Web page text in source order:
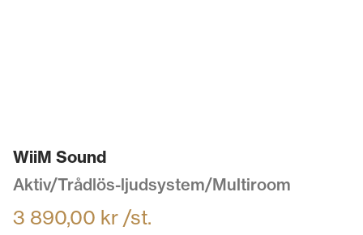
WiiM Sound
Aktiv/Trådlös-ljudsystem/Multiroom
3 890,00 kr /st.